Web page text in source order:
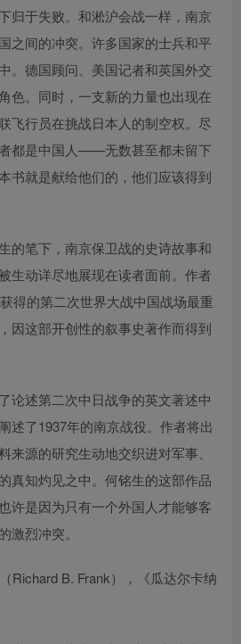
归于失败。和淞沪会战一样，南京
之间的冲突。许多国家的士兵和平
。德国顾问、美国记者和英国外交
色。同时，一支新的力量也出现在
飞行员在挑战日本人的制空权。尽
都是中国人——无数甚至都未留下
书就是献给他们的，他们应该得到
的笔下，南京保卫战的史诗故事和
生动详尽地展现在读者面前。作者
得的第二次世界大战中国战场最重
因这部开创性的叙事史著作而得到
论述第二次中日战争的英文著述中
述了1937年的南京战役。作者将出
来源的研究生动地交织进对军事、
真知灼见之中。何铭生的这部作品
许是因为只有一个外国人才能够客
激烈冲突。
B. Frank），《瓜达尔卡纳